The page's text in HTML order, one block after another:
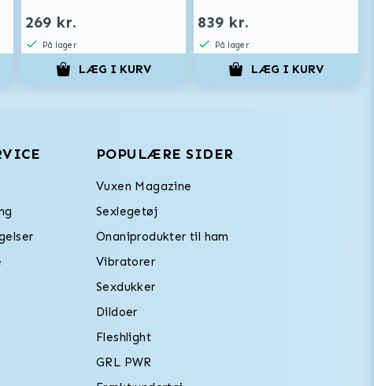
269 kr.
På lager
LÆG I KURV
839 kr.
På lager
LÆG I KURV
POPULÆRE SIDER
Vuxen Magazine
Sexlegetøj
Onaniprodukter til ham
Vibratorer
Sexdukker
Dildoer
Fleshlight
GRL PWR